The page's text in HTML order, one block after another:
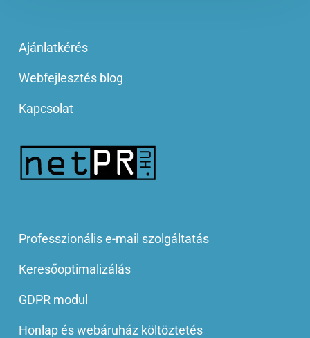
Ajánlatkérés
Webfejlesztés blog
Kapcsolat
Professzionális e-mail szolgáltatás
Keresőoptimalizálás
GDPR modul
Honlap és webáruház költöztetés